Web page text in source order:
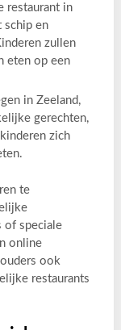
restaurant in
schip en
zullen
eten op een
in Zeeland,
gerechten,
zich
te
of speciale
online
ook
restaurants